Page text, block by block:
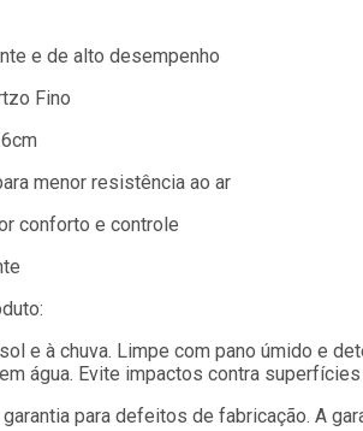
e de alto desempenho
Fino
menor resistência ao ar
conforto e controle
e à chuva. Limpe com pano úmido e
água. Evite impactos contra
para defeitos de fabricação. A